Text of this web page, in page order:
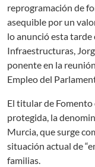
reprogramación de
asequible por un
lo anunció esta tarde
Infraestructuras,
ponente en la
Empleo del
El titular de
protegida, la
Murcia, que surge
situación actual de
familias.